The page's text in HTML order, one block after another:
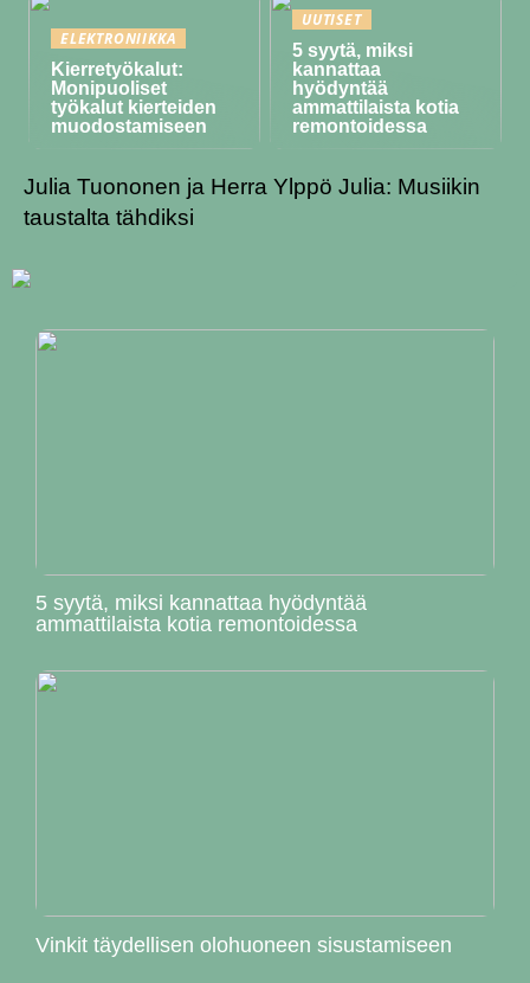
ELEKTRONIIKKA
Kierretyökalut:
Monipuoliset
työkalut kierteiden
muodostamiseen
UUTISET
5 syytä, miksi
kannattaa
hyödyntää
ammattilaista kotia
remontoidessa
Julia Tuononen ja Herra Ylppö Julia: Musiikin
taustalta tähdiksi
5 syytä, miksi kannattaa hyödyntää
ammattilaista kotia remontoidessa
Vinkit täydellisen olohuoneen sisustamiseen